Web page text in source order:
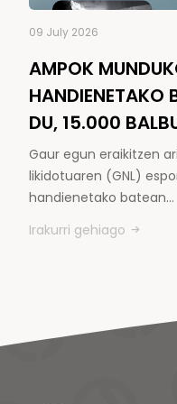
09 July 2026
AMPOK
HANDIENETAKO
DU, 15.000
Gaur egun eraikitzen
likidotuaren (GNL)
handienetako batean…
Irakurri gehiago